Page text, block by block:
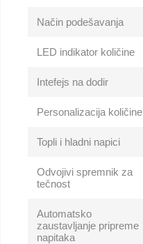
Način podešavanja
LED indikator količine
Intefejs na dodir
Personalizacija količine
Topli i hladni napici
Odvojivi spremnik za
tečnost
Automatsko
zaustavljanje pripreme
napitaka